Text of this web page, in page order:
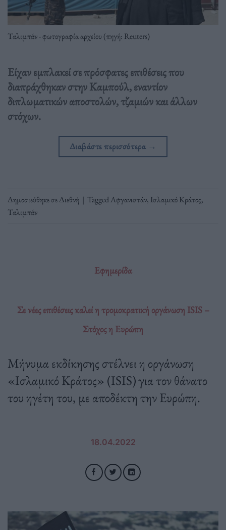
Ταλιμπάν - φωτογραφία αρχείου (πηγή: Reuters)
Είχαν εμπλακεί σε πρόσφατες επιθέσεις που
διαπράχθηκαν στην Καμπούλ, εναντίον
διπλωματικών αποστολών, τζαμιών και άλλων
στόχων.
Διαβάστε περισσότερα →
Δημοσιεύθηκε σεΔιεθνή | TaggedΑφγανιστάν, Ισλαμικό Κράτος,
Ταλιμπάν
Εφημερίδα
Σε νέες επιθέσεις καλεί η τρομοκρατική οργάνωση ISIS –
Στόχος η Ευρώπη
Μήνυμα εκδίκησης στέλνει η οργάνωση
«Ισλαμικό Κράτος» (ISIS) για τον θάνατο
του ηγέτη του, με αποδέκτη την Ευρώπη.
18.04.2022